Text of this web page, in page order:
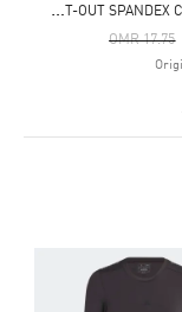
F
ASHION CUT-OUT SPANDEX CROP TOP
Price Reduced From
OMR 17.75
To